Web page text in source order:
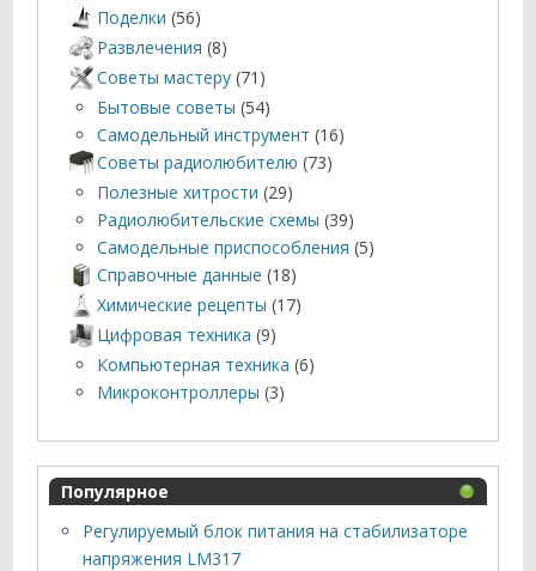
Поделки (56)
Развлечения (8)
Советы мастеру (71)
Бытовые советы (54)
Самодельный инструмент (16)
Советы радиолюбителю (73)
Полезные хитрости (29)
Радиолюбительские схемы (39)
Самодельные приспособления (5)
Справочные данные (18)
Химические рецепты (17)
Цифровая техника (9)
Компьютерная техника (6)
Микроконтроллеры (3)
Популярное
Регулируемый блок питания на стабилизаторе
напряжения LM317